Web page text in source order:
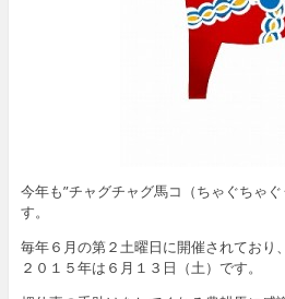
今年も”チャグチャグ馬コ（ちゃぐちゃ
す。
毎年６月の第２土曜日に開催されており、
２０１５年は６月１３日（土）です。